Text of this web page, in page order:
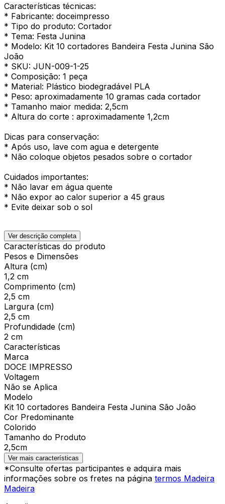
Características técnicas:
* Fabricante: doceimpresso
* Tipo do produto: Cortador
* Tema: Festa Junina
* Modelo: Kit 10 cortadores Bandeira Festa Junina São
João
* SKU: JUN-009-1-25
* Composição: 1 peça
* Material: Plástico biodegradável PLA
* Peso: aproximadamente 10 gramas cada cortador
* Tamanho maior medida: 2,5cm
* Altura do corte : aproximadamente 1,2cm
Dicas para conservação:
* Após uso, lave com agua e detergente
* Não coloque objetos pesados sobre o cortador
Cuidados importantes:
* Não lavar em água quente
* Não expor ao calor superior a 45 graus
* Evite deixar sob o sol
Ver descrição completa
Características do produto
Pesos e Dimensões
Altura (cm)
1,2 cm
Comprimento (cm)
2,5 cm
Largura (cm)
2,5 cm
Profundidade (cm)
2 cm
Características
Marca
DOCE IMPRESSO
Voltagem
Não se Aplica
Modelo
Kit 10 cortadores Bandeira Festa Junina São João
Cor Predominante
Colorido
Tamanho do Produto
2,5cm
Ver mais características
*Consulte ofertas participantes e adquira mais
informações sobre os fretes na página termos Madeira
Madeira